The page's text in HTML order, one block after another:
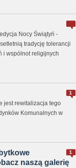
Nocy Świątyń -
tradycję tolerancji
i wspólnot religijnych
1
jest rewitalizacja tego
Komunalnych w
1
naszą galerię